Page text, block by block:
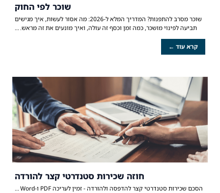
שוכר לפי החוק
שוכר מסרב להתפנות? המדריך המלא ל-2026: מה אסור לעשות, איך מגישים
תביעה לפינוי מושכר, כמה זמן וכסף זה עולה, ואיך מונעים את זה מראש.
קרא עוד ←
חוזה שכירות סטנדרטי קצר להורדה
הסכם שכירות סטנדרטי קצר להדפסה ולהורדה - זמין לעריכה PDF ו-Word